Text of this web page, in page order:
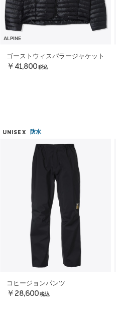
ALPINE
ゴーストウィスパラージャケット
￥41,800 税込
UNISEX 防水
コヒージョンパンツ
￥28,600 税込